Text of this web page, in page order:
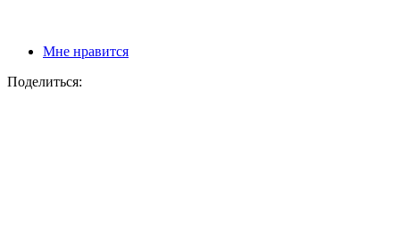
Мне нравится
Поделиться: